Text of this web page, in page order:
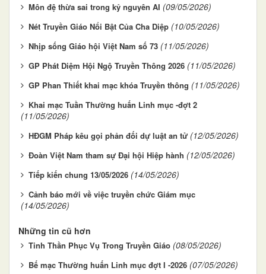
Môn đệ thừa sai trong kỷ nguyên AI (09/05/2026)
Nét Truyền Giáo Nổi Bật Của Cha Diệp (10/05/2026)
Nhịp sống Giáo hội Việt Nam số 73 (11/05/2026)
GP Phát Diệm Hội Ngộ Truyền Thông 2026 (11/05/2026)
GP Phan Thiết khai mạc khóa Truyền thông (11/05/2026)
Khai mạc Tuần Thường huấn Linh mục -đợt 2
(11/05/2026)
HĐGM Pháp kêu gọi phản đối dự luật an tử (12/05/2026)
Đoàn Việt Nam tham sự Đại hội Hiệp hành (12/05/2026)
Tiếp kiến chung 13/05/2026 (14/05/2026)
Cảnh báo mới về việc truyền chức Giám mục
(14/05/2026)
Những tin cũ hơn
Tinh Thần Phục Vụ Trong Truyền Giáo (08/05/2026)
Bế mạc Thường huấn Linh mục đợt I -2026 (07/05/2026)